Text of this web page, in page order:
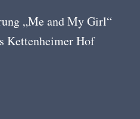
„Me and My Girl“
Kettenheimer Hof